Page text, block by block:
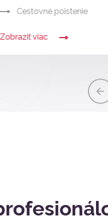
Cestovné poistenie
Zobraziť viac